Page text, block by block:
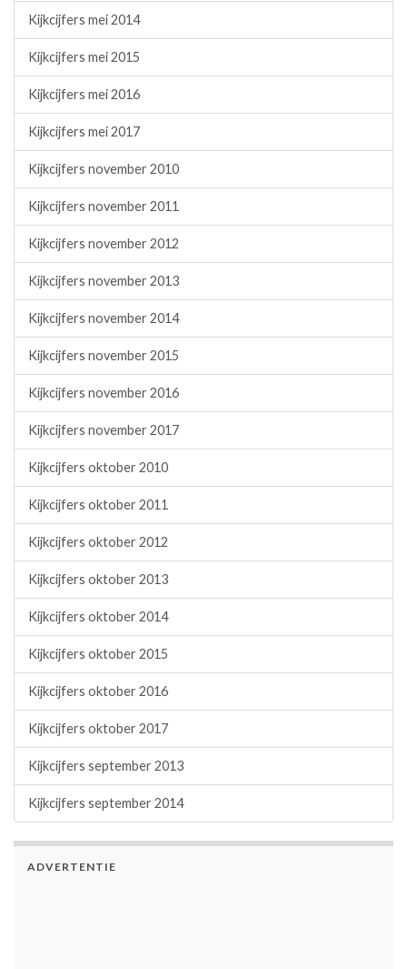
Kijkcijfers mei 2014
Kijkcijfers mei 2015
Kijkcijfers mei 2016
Kijkcijfers mei 2017
Kijkcijfers november 2010
Kijkcijfers november 2011
Kijkcijfers november 2012
Kijkcijfers november 2013
Kijkcijfers november 2014
Kijkcijfers november 2015
Kijkcijfers november 2016
Kijkcijfers november 2017
Kijkcijfers oktober 2010
Kijkcijfers oktober 2011
Kijkcijfers oktober 2012
Kijkcijfers oktober 2013
Kijkcijfers oktober 2014
Kijkcijfers oktober 2015
Kijkcijfers oktober 2016
Kijkcijfers oktober 2017
Kijkcijfers september 2013
Kijkcijfers september 2014
ADVERTENTIE